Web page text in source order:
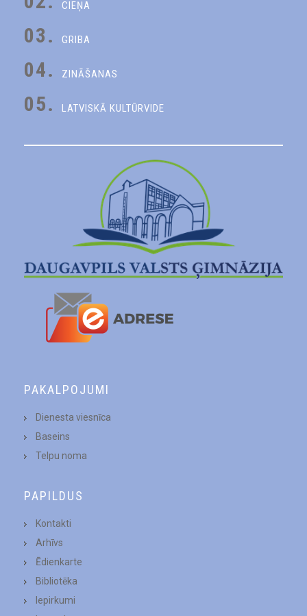
CIEŅA
03. GRIBA
04. ZINĀŠANAS
05. LATVISKĀ KULTŪRVIDE
PAKALPOJUMI
Dienesta viesnīca
Baseins
Telpu noma
PAPILDUS
Kontakti
Arhīvs
Ēdienkarte
Bibliotēka
Iepirkumi